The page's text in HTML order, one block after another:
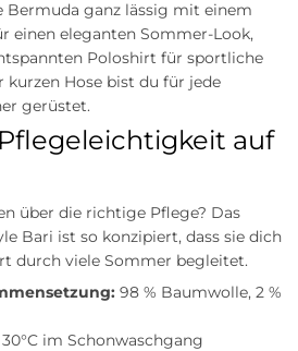
Bermuda ganz lässig mit einem
einen eleganten Sommer-Look,
Poloshirt für sportliche
kurzen Hose bist du für jede
gerüstet.
auf
über die richtige Pflege? Das
Bari ist so konzipiert, dass sie dich
durch viele Sommer begleitet.
98 % Baumwolle, 2 %
im Schonwaschgang